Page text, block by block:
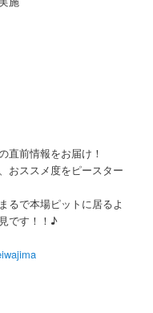
直前情報をお届け！
おススメ度をピースター
るで本場ピットに居るよ
です！！♪